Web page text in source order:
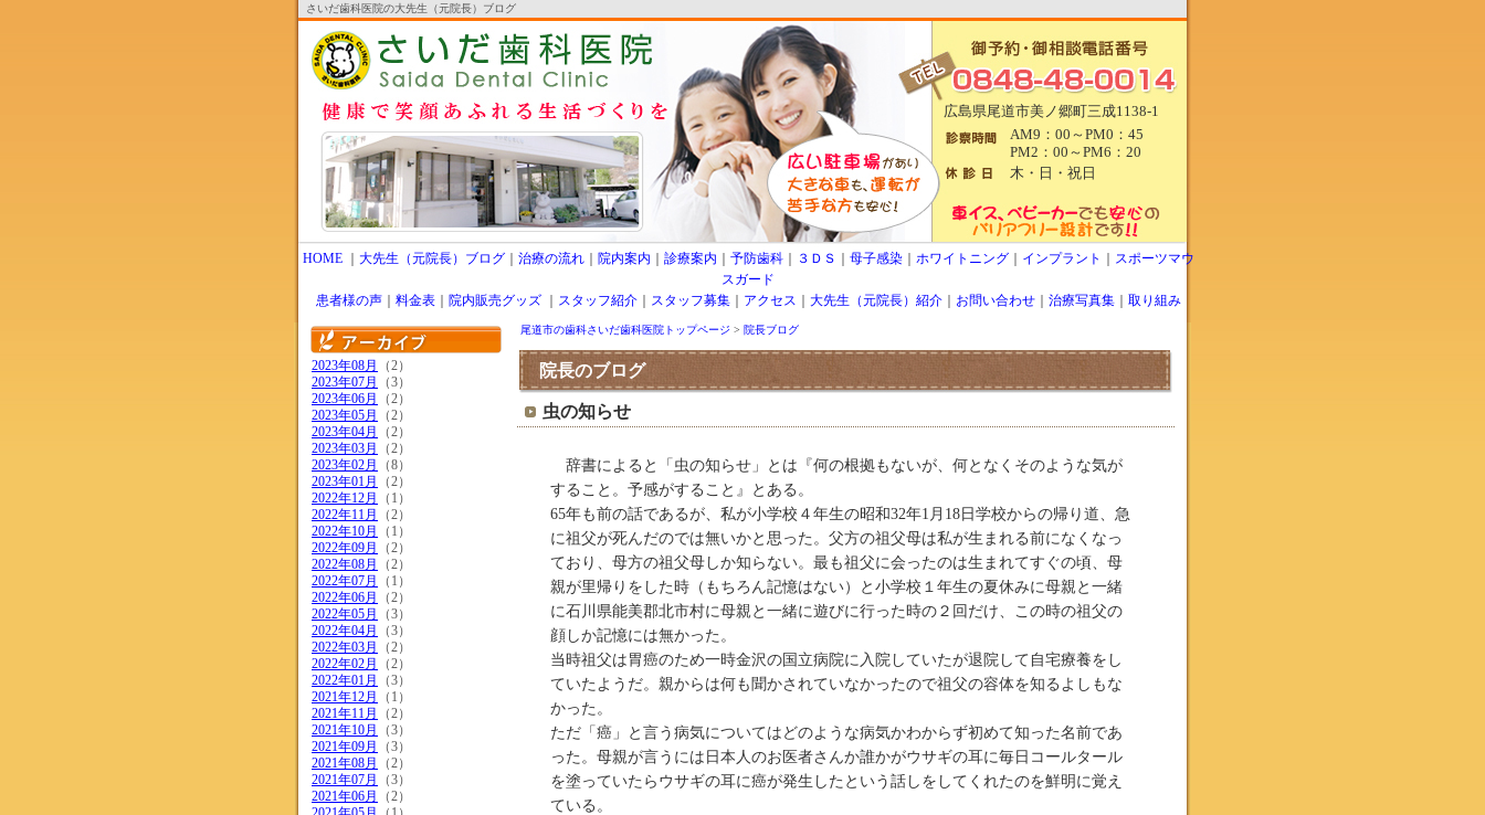
さいだ歯科医院の大先生（元院長）ブログ
広島県尾道市美ノ郷町三成1138-1
AM9：00～PM0：45
PM2：00～PM6：20
木・日・祝日
HOME｜ 大先生（元院長）ブログ｜ 治療の流れ｜ 院内案内 診療案内 予防歯科｜ ３ＤＳ 母子感染｜ ホワイトニング｜ インプラント
スポーツマウ
スガード
患者様の声｜ 料金表｜ 院内販売グッズ スタッフ紹介｜ スタッフ募集｜ アクセス 大先生（元院長）紹介｜ お問い合わせ｜ 治療写真集｜ 取り組み
2023年08月
（2）
2023年07月
（3）
2023年06月
（2）
2023年05月
（2）
2023年04月
（2）
2023年03月
（2）
2023年02月
（8）
2023年01月
（2）
2022年12月
（1）
2022年11月
（2）
2022年10月
（1）
2022年09月
（2）
2022年08月
（2）
2022年07月
（1）
2022年06月
（2）
2022年05月
（3）
2022年04月
（3）
2022年03月
（2）
2022年02月
（2）
2022年01月
（3）
2021年12月
（1）
2021年11月
（2）
2021年10月
（3）
2021年09月
（3）
2021年08月
（2）
2021年07月
（3）
2021年06月
（2）
尾道市の歯科さいだ歯科医院トップページ > 院長ブログ
院長のブログ
虫の知らせ
辞書によると「虫の知らせ」とは『何の根拠もないが、何となくそのような気が
すること。予感がすること』とある。
65年も前の話であるが、私が小学校４年生の昭和32年1月18日学校からの帰り道、急
に祖父が死んだのでは無いかと思った。父方の祖父母は私が生まれる前になくなっ
ており、母方の祖父母しか知らない。最も祖父に会ったのは生まれてすぐの頃、母
親が里帰りをした時（もちろん記憶はない）と小学校１年生の夏休みに母親と一緒
に石川県能美郡北市村に母親と一緒に遊びに行った時の２回だけ、この時の祖父の
顔しか記憶には無かった。
当時祖父は胃癌のため一時金沢の国立病院に入院していたが退院して自宅療養をし
ていたようだ。親からは何も聞かされていなかったので祖父の容体を知るよしもな
かった。
ただ「癌」と言う病気についてはどのような病気かわからず初めて知った名前であ
った。母親が言うには日本人のお医者さんか誰かがウサギの耳に毎日コールタール
を塗っていたらウサギの耳に癌が発生したという話しをしてくれたのを鮮明に覚え
ている。